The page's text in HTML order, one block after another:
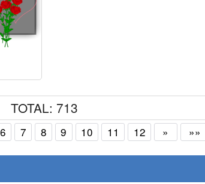
TOTAL: 713
6 7 8 9 10 11 12 » »»